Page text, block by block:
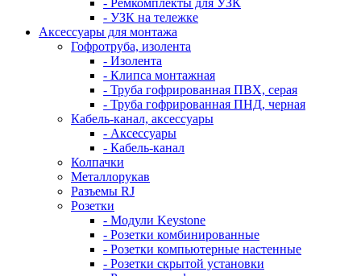
- Ремкомплекты для УЗК
- УЗК на тележке
Аксессуары для монтажа
Гофротруба, изолента
- Изолента
- Клипса монтажная
- Труба гофрированная ПВХ, серая
- Труба гофрированная ПНД, черная
Кабель-канал, аксессуары
- Аксессуары
- Кабель-канал
Колпачки
Металлорукав
Разъемы RJ
Розетки
- Модули Keystone
- Розетки комбинированные
- Розетки компьютерные настенные
- Розетки скрытой установки